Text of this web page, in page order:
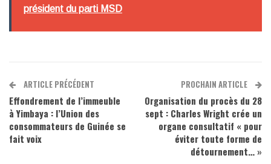
président du parti MSD
ARTICLE PRÉCÉDENT
Effondrement de l’immeuble
à Yimbaya : l’Union des
consommateurs de Guinée se
fait voix
PROCHAIN ARTICLE
Organisation du procès du 28
sept : Charles Wright crée un
organe consultatif « pour
éviter toute forme de
détournement… »